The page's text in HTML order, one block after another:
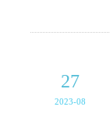
27
2023-08